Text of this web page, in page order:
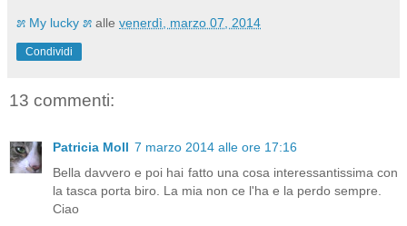
೫ My lucky ೫ alle venerdì, marzo 07, 2014
Condividi
13 commenti:
Patricia Moll 7 marzo 2014 alle ore 17:16
Bella davvero e poi hai fatto una cosa interessantissima con
la tasca porta biro. La mia non ce l'ha e la perdo sempre.
Ciao